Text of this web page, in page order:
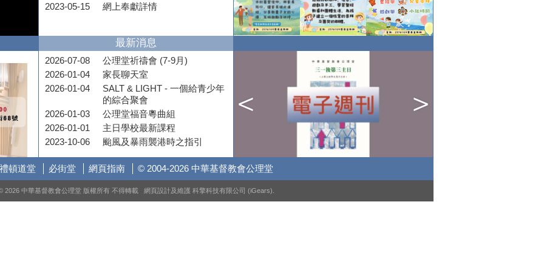
2023-05-15
網上奉獻詳情
最新消息
2026-07-08
公理堂祈禱會 (7-9月)
2026-01-04
家長聊天室
2026-01-04
SALT & LIGHT - 一個給青少年
的綜合聚會
2026-01-03
公理堂福音粵曲組
2026-01-01
主日學校最新課程
2023-10-06
颱風及暴雨襲港時之指引
頓道堂 必街堂 網頁指南 © 2004-2026 中華基督教會公理堂
2026 中華基督教會公理堂 版權所有 不得轉載 網頁設計及維護 科擎科技有限公司 (iGears)